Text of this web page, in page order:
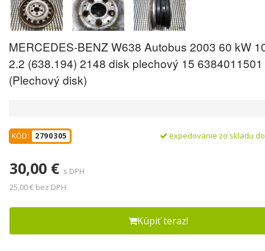
MERCEDES-BENZ W638 Autobus 2003 60 kW
2.2 (638.194) 2148 disk plechový 15 6384011501
(Plechový disk)
KÓD: 2790305 expedovanie zo skladu
30,00 € s DPH
25,00 € bez DPH
Kúpiť teraz!